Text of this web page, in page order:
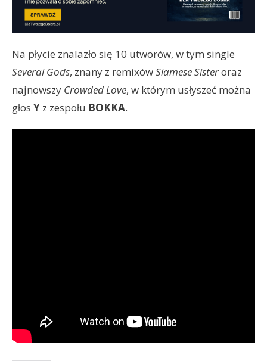
Na płycie znalazło się 10 utworów, w tym single
Several Gods, znany z remixówSiamese Sisteroraz
najnowszy Crowded Love, w którym usłyszeć można
głos Y z zespołu BOKKA.